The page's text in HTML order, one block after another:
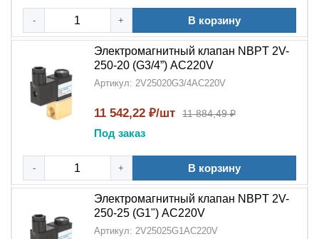
- + В корзину
Электромагнитный клапан NBPT 2V-
250-20 (G3/4”) АC220V
Артикул: 2V25020G3/4AC220V
11 542,22 ₽/шт 11 884,49 ₽
Под заказ
- + В корзину
Электромагнитный клапан NBPT 2V-
250-25 (G1") АC220V
Артикул: 2V25025G1AC220V